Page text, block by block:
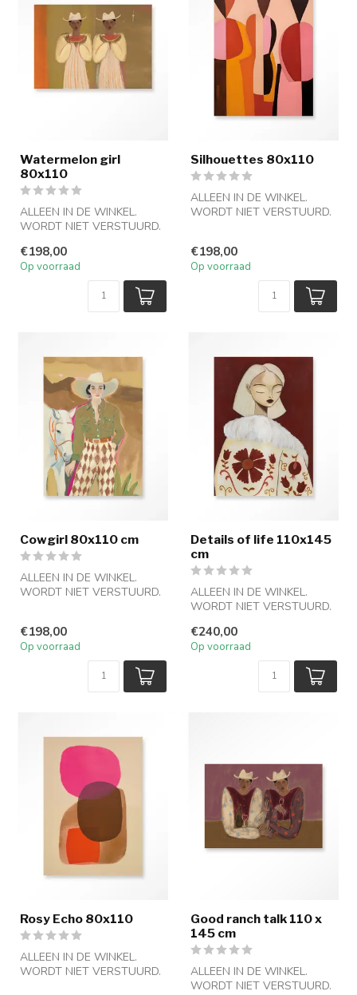
Watermelon girl
80x110
ALLEEN IN DE WINKEL.
WORDT NIET VERSTUURD.
€198,00
Op voorraad
Silhouettes 80x110
ALLEEN IN DE WINKEL.
WORDT NIET VERSTUURD.
€198,00
Op voorraad
Cowgirl 80x110 cm
ALLEEN IN DE WINKEL.
WORDT NIET VERSTUURD.
€198,00
Op voorraad
Details of life 110x145
cm
ALLEEN IN DE WINKEL.
WORDT NIET VERSTUURD.
€240,00
Op voorraad
Rosy Echo 80x110
ALLEEN IN DE WINKEL.
WORDT NIET VERSTUURD.
Good ranch talk 110 x
145 cm
ALLEEN IN DE WINKEL.
WORDT NIET VERSTUURD.